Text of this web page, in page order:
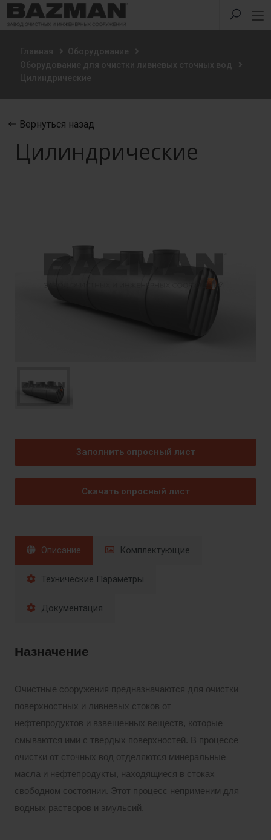
Главная
Оборудование
Оборудование для очистки ливневых сточных вод
Цилиндрические
Вернуться назад
Цилиндрические
Заполнить опросный лист
Скачать опросный лист
Описание Комплектующие
Технические Параметры
Документация
Назначение
Очистные сооружения предназначаются для очистки
поверхностных и ливневых стоков от
нефтепродуктов и взвешенных веществ, которые
смываются ими с твердых поверхностей. В процессе
очистки от сточных вод отделяются минеральные
масла и нефтепродукты, находящиеся в стоках
свободном состоянии. Этот процесс неприменим для
водных растворов и эмульсий.